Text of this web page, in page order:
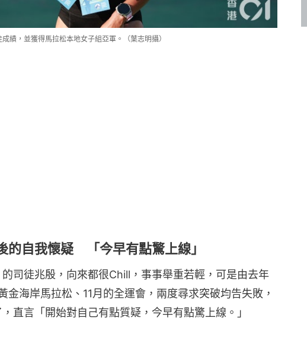
績，並獲得馬拉松本地女子組亞軍。（葉志明攝）
的自我懷疑 「今早有點驚上線」
司徒兆殷，向來都很Chill，事事舉重若輕，可是由去年
金海岸馬拉松、11月的全運會，兩度尋求突破均告失敗，
直言「開始對自己有點質疑，今早有點驚上線。」